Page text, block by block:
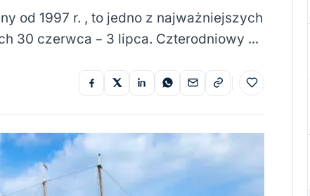
od 1997 r. , to jedno z najważniejszych
30 czerwca – 3 lipca. Czterodniowy …
Do ulubionych